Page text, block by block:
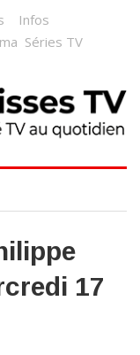
Infos
Séries TV
17